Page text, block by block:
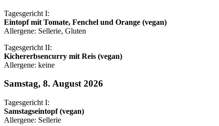
Tagesgericht I:
Eintopf mit Tomate, Fenchel und Orange (vegan)
Allergene: Sellerie, Gluten
Tagesgericht II:
Kichererbsencurry mit Reis (vegan)
Allergene: keine
Samstag, 8. August 2026
Tagesgericht I:
Samstagseintopf (vegan)
Allergene: Sellerie